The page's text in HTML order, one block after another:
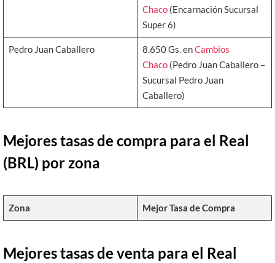
Chaco(Encarnación Sucursal
Super 6)
Pedro Juan Caballero 8.650 Gs. enCambios
Chaco(Pedro Juan Caballero –
Sucursal Pedro Juan
Caballero)
Mejores tasas de compra para el Real
(BRL) por zona
Zona Mejor Tasa de Compra
Mejores tasas de venta para el Real